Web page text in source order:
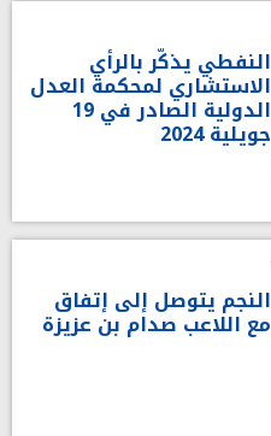
النفطي يذكّر بالرأي
الاستشاري لمحكمة العدل
الدولية الصادر في 19
جويلية 2024
النجم يتوصل إلى إتفاق
مع اللاعب صدام بن عزيزة